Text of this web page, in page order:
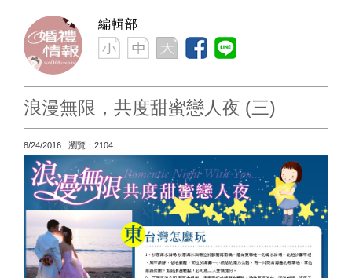
編輯部
浪漫無限，共度甜蜜戀人夜 (三)
8/24/2016 瀏覽：2104